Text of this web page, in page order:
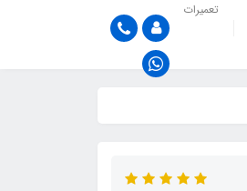
تعمیرات